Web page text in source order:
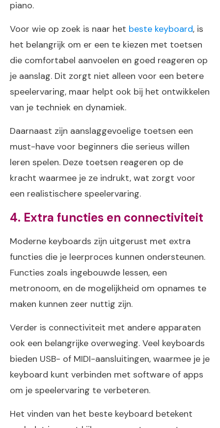
piano.
Voor wie op zoek is naar het beste keyboard, is
het belangrijk om er een te kiezen met toetsen
die comfortabel aanvoelen en goed reageren op
je aanslag. Dit zorgt niet alleen voor een betere
speelervaring, maar helpt ook bij het ontwikkelen
van je techniek en dynamiek.
Daarnaast zijn aanslaggevoelige toetsen een
must-have voor beginners die serieus willen
leren spelen. Deze toetsen reageren op de
kracht waarmee je ze indrukt, wat zorgt voor
een realistischere speelervaring.
4. Extra functies en connectiviteit
Moderne keyboards zijn uitgerust met extra
functies die je leerproces kunnen ondersteunen.
Functies zoals ingebouwde lessen, een
metronoom, en de mogelijkheid om opnames te
maken kunnen zeer nuttig zijn.
Verder is connectiviteit met andere apparaten
ook een belangrijke overweging. Veel keyboards
bieden USB- of MIDI-aansluitingen, waarmee je je
keyboard kunt verbinden met software of apps
om je speelervaring te verbeteren.
Het vinden van het beste keyboard betekent